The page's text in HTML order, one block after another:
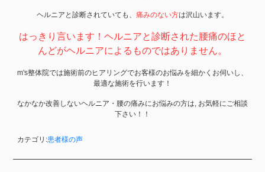
ヘルニアと診断されていても、 痛みのない方は沢山います。
はっきり言います！ヘルニアと診断された腰痛のほと
んどがヘルニアによるものではありません。
m's整体院では施術前のヒアリングでお客様のお悩みを細かくお伺いし、
最適な施術を行います！
なかなか改善しないヘルニア・腰の痛みにお悩みの方は, お気軽にご相談
下さい！！
カテゴリ:患者様の声